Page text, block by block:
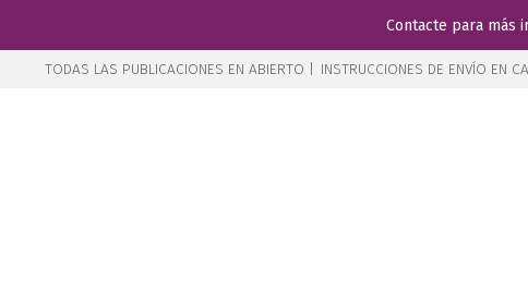
Contacte para más
TODAS LAS PUBLICACIONES EN ABIERTO | INSTRUCCIONES DE ENVÍO EN